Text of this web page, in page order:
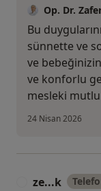
Op. Dr.
Bu
sünnette ve
ve
ve konforlu
mesleki
24 Nisan 2026
ze...k